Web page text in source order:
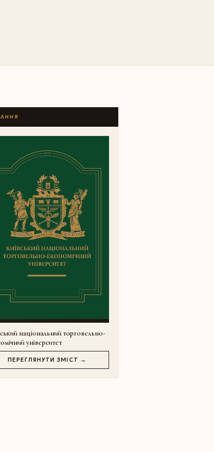
національний торговельно-
університет
ПЕРЕГЛЯНУТИ ЗМІСТ →